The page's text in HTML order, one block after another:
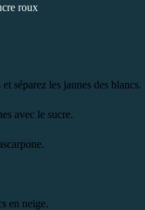
roux
et séparez les jaunes des blancs.
avec le sucre.
en neige.